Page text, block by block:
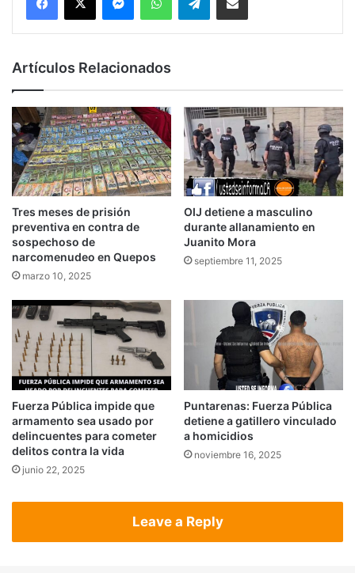
Artículos Relacionados
Tres meses de prisión
preventiva en contra de
sospechoso de
narcomenudeo en Quepos
marzo 10, 2025
OIJ detiene a masculino
durante allanamiento en
Juanito Mora
septiembre 11, 2025
Fuerza Pública impide que
armamento sea usado por
delincuentes para cometer
delitos contra la vida
junio 22, 2025
Puntarenas: Fuerza Pública
detiene a gatillero vinculado
a homicidios
noviembre 16, 2025
Leave a Reply